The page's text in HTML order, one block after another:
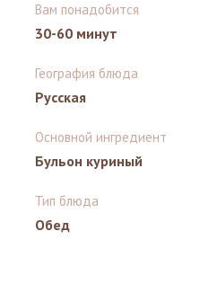
Вам понадобится
30-60 минут
География блюда
Русская
Основной ингредиент
Бульон куриный
Тип блюда
Обед